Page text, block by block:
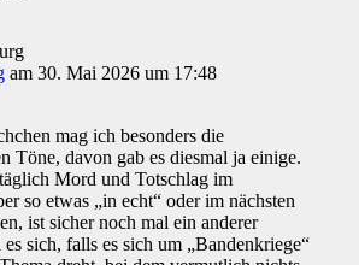
am 30. Mai 2026 um 17:48
mag ich besonders die
Töne, davon gab es diesmal ja einige.
Mord und Totschlag im
so etwas „in echt“ oder im nächsten
ist sicher noch mal ein anderer
sich, falls es sich um „Bandenkriege“